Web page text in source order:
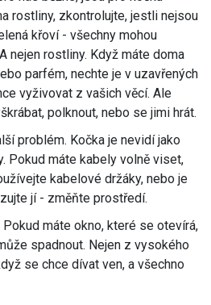
rostliny, zkontrolujte, jestli nejsou
křoví - všechny mohou
nejen rostliny. Když máte doma
parfém, nechte je v uzavřených
vyživovat z vašich věcí. Ale
polknout, nebo se jimi hrát.
problém. Kočka je nevidí jako
Pokud máte kabely volně viset,
kabelové držáky, nebo je
jí - změňte prostředí.
máte okno, které se otevírá,
spadnout. Nejen z vysokého
se chce dívat ven, a všechno